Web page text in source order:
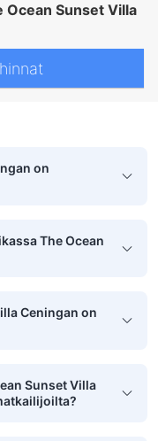
Ocean Sunset Villa
on
The Ocean
Ceningan on
Sunset Villa